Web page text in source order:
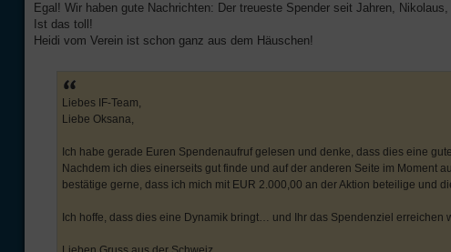
Egal! Wir haben gute Nachrichten: Der treueste Spender seit Jahren,
Ist das toll!
Heidi vom Verein ist schon ganz aus dem Häuschen!
Liebes IF-Team,
Liebe Oksana,
Ich habe gerade Euren Spendenaufruf gelesen und denke, dass dies eine
Nachdem ich dies einerseits gut finde und auf der anderen Seite im Moment
bestätige gerne, dass ich mich mit EUR 2.000,00 an der Aktion beteilige und
Ich hoffe, dass dies eine Dynamik bringt… und Ihr das Spendenziel erreichen